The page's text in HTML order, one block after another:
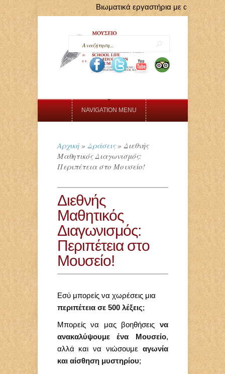
Βιωματικά εργαστήρια με αφορμή τις
NAVIGATION MENU
Αρχική » Δράσεις » Διεθνής
Μαθητικός Διαγωνισμός:
Περιπέτεια στο Μουσείο!
Διεθνής
Μαθητικός
Διαγωνισμός:
Περιπέτεια στο
Μουσείο!
Εσύ μπορείς να χωρέσεις μια
περιπέτεια σε 500 λέξεις;
Μπορείς να μας βοηθήσεις να
ανακαλύψουμε ένα Μουσείο,
αλλά και να νιώσουμε αγωνία
και αίσθηση μυστηρίου;